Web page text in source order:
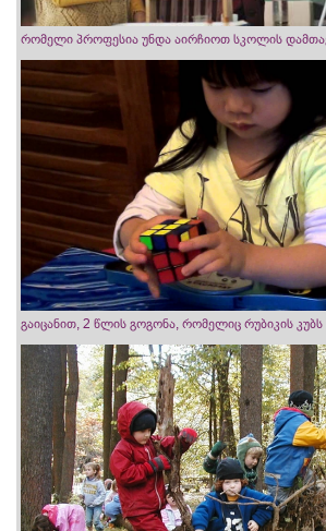
რომელი პროფესია უნდა აირჩიოთ სკოლის
გაიცანით, 2 წლის გოგონა, რომელიც რუბიკის კუბს